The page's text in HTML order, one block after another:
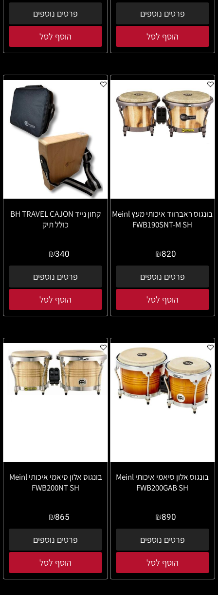
פרטים נוספים
הוסף לסל
פרטים נוספים
הוסף לסל
בונגוס ראברווד איכותי מעץ Meinl
FWB190SNT-M SH
₪820
פרטים נוספים
הוסף לסל
קחון נייד BH TRAVEL CAJON
כולל תיק
₪340
פרטים נוספים
הוסף לסל
בונגוס אלון סיאמי איכותי Meinl
FWB200GAB SH
₪890
פרטים נוספים
הוסף לסל
בונגוס אלון סיאמי איכותי Meinl
FWB200NT SH
₪865
פרטים נוספים
הוסף לסל